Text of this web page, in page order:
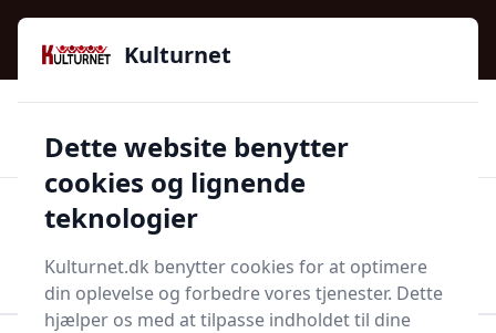
Kulturnet - Alt Det Gode I Livet | Din Kulturguide Siden
2016
97 kategorier 👍Kun godkendte butikker
Start søgning
Kulturnet
Dette website benytter
cookies og lignende
teknologier
Kulturnet.dk benytter cookies for at optimere
din oplevelse og forbedre vores tjenester. Dette
hjælper os med at tilpasse indholdet til dine